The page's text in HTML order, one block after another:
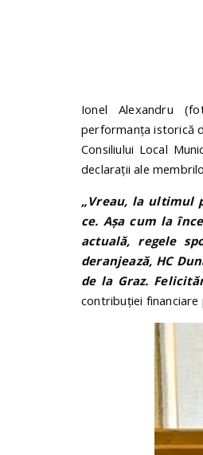
Ionel Alexandru
performanța istorică
Consiliului Local
declarații ale
„Vreau, la ultimul
ce. Așa cum la
actuală, regele
deranjează, HC
de la Graz.
contribuției